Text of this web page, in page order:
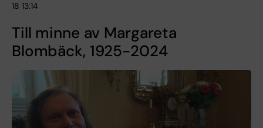
18 13:14
Till minne av Margareta
Blombäck, 1925-2024